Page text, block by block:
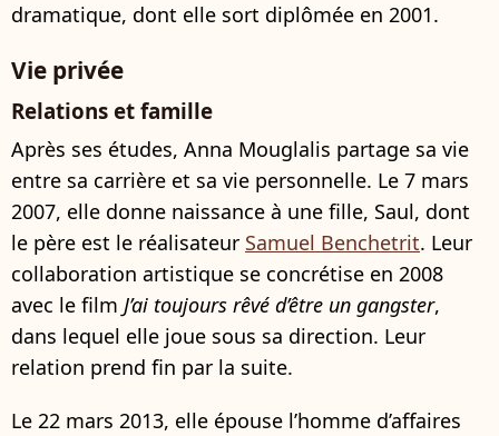
dramatique, dont elle sort diplômée en 2001.
Vie privée
Relations et famille
Après ses études, Anna Mouglalis partage sa vie
entre sa carrière et sa vie personnelle. Le 7 mars
2007, elle donne naissance à une fille, Saul, dont
le père est le réalisateur Samuel Benchetrit. Leur
collaboration artistique se concrétise en 2008
avec le film J’ai toujours rêvé d’être un gangster,
dans lequel elle joue sous sa direction. Leur
relation prend fin par la suite.
Le 22 mars 2013, elle épouse l’homme d’affaires